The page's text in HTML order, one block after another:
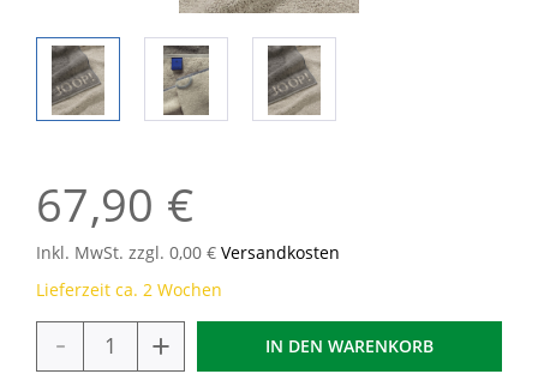
67,90 €
Inkl. MwSt. zzgl. 0,00 € Versandkosten
Lieferzeit ca. 2 Wochen
- + IN DEN WARENKORB